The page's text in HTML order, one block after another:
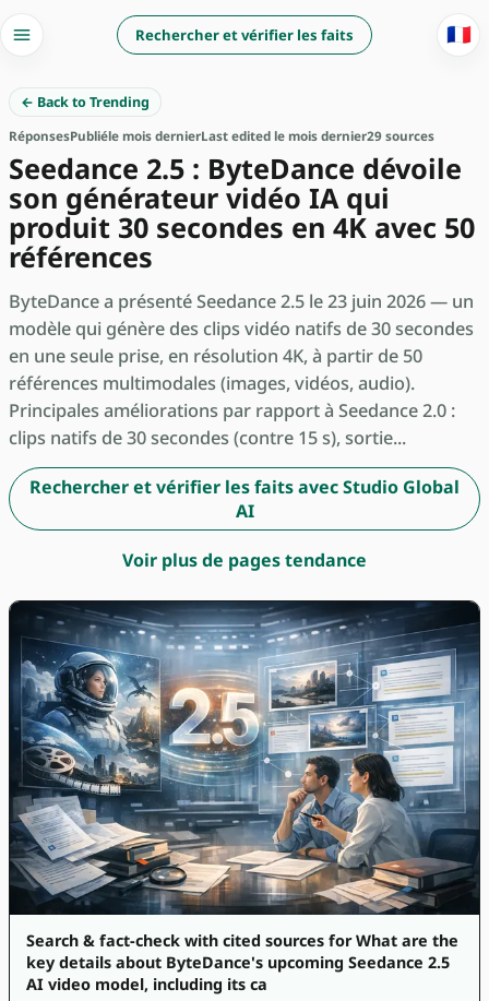
Rechercher et vérifier les faits 🇫🇷
← Back to Trending
RéponsesPubliéle mois dernierLast edited le mois dernier29 sources
Seedance 2.5 : ByteDance dévoile
son générateur vidéo IA qui
produit 30 secondes en 4K avec 50
références
ByteDance a présenté Seedance 2.5 le 23 juin 2026 — un
modèle qui génère des clips vidéo natifs de 30 secondes
en une seule prise, en résolution 4K, à partir de 50
références multimodales (images, vidéos, audio).
Principales améliorations par rapport à Seedance 2.0 :
clips natifs de 30 secondes (contre 15 s), sortie...
Rechercher et vérifier les faits avec Studio Global
AI
Voir plus de pages tendance
Search & fact-check with cited sources for What are the
key details about ByteDance's upcoming Seedance 2.5
AI video model, including its ca